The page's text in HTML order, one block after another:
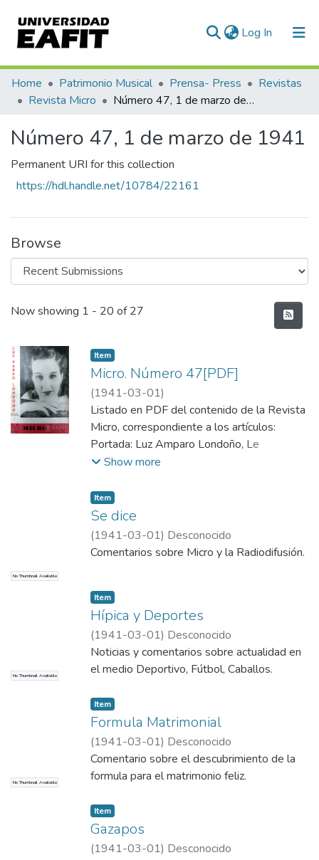
Log In (current)
Communities & Collections
All of DSpace
Statistics
Home Patrimonio Musical Prensa- Press
Revistas
Revista Micro
Número 47, 1 de marzo de 1941
Número 47, 1 de marzo de 1941
Permanent URI for this collection
https://hdl.handle.net/10784/22161
Browse
Recent Submissions
Now showing 1 - 20 of 27
Item
Micro. Número 47[PDF]
(1941-03-01)
Listado en PDF del contenido de la Revista
Micro, correspondiente a los artículos:
Portada: Luz Amparo Londoño, Le
Invitamos, Asi Va El Mundo, Tutti Frutti,
Comerciales de todo el Mundo, Poetas y
Prosadores de Colombia, Lo Que El Viento
se Llevó, Cancionero, Pathé de Radio -
Cultura, Movietón Barranquillero,
Gazapos, Formula Matrimonial, Manizales,
Hípica y Deportes, Se dice, Las Cadenas -
útiles, inútiles, "inocuas", perjudiciales?,
Fernando Paternoster, Estrellas y Películas
- Crítica -, Critiquilla, Carlos Julio Ramírez.
Show more
No Thumbnail Available
Item
Se dice
(1941-03-01) Desconocido
Comentarios sobre Micro y la Radiodifusión.
No Thumbnail Available
Item
Hípica y Deportes
(1941-03-01) Desconocido
Noticias y comentarios sobre actualidad en
el medio Deportivo, Fútbol, Caballos.
No Thumbnail Available
Item
Formula Matrimonial
(1941-03-01) Desconocido
Comentario sobre el descubrimiento de la
formula para el matrimonio feliz.
Item
Gazapos
(1941-03-01) Desconocido